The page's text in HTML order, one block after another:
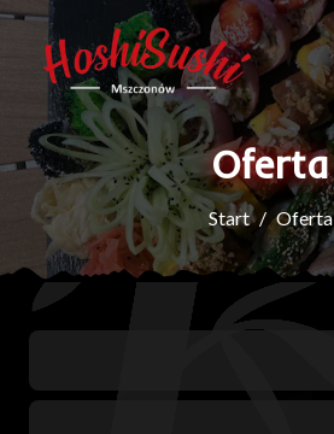
Oferta
Start Oferta